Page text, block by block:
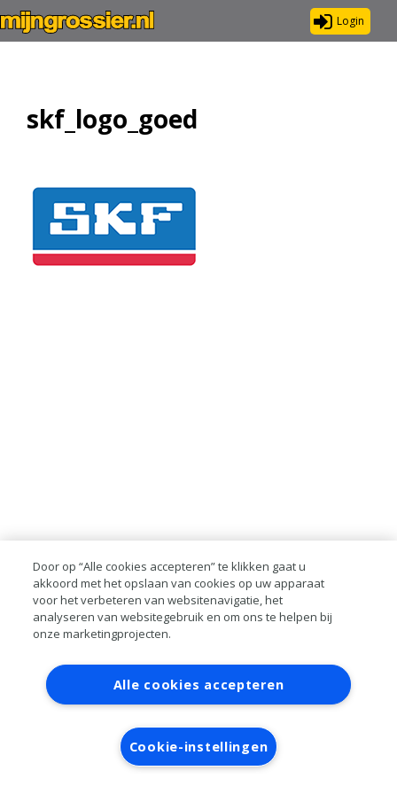
Login
skf_logo_goed
Contact Account aanvragen
Inloggen
RAI bestanden
Privacy
Algemene
voorwaarden
Verwerkersovereenkomst
Door op “Alle cookies accepteren” te klikken gaat u
akkoord met het opslaan van cookies op uw apparaat
voor het verbeteren van websitenavigatie, het
analyseren van websitegebruik en om ons te helpen bij
onze marketingprojecten.
Alle cookies accepteren
Cookie-instellingen